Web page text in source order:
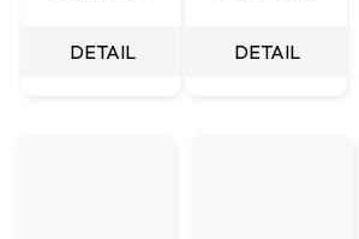
DETAIL DETAIL